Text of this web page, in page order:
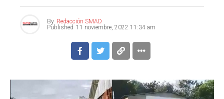
By Redacción SMAD
Published 11 noviembre, 2022 11:34 am